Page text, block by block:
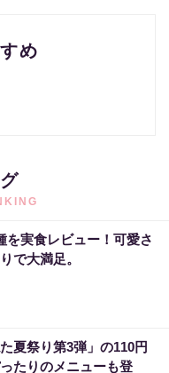
め
を実食レビュー！可愛さ
で大満足。
夏祭り第3弾」の110円
たりのメニューも登